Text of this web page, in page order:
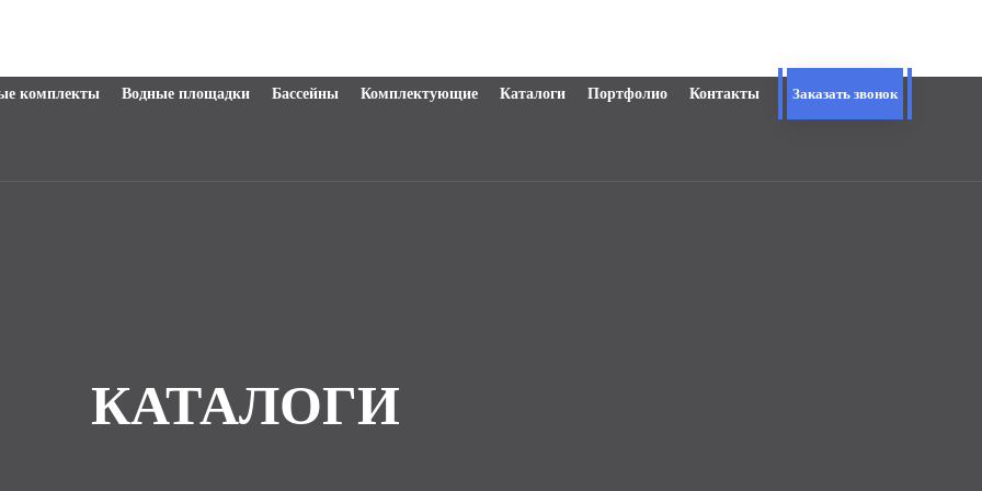
комплекты Водные площадки Бассейны Комплектующие Каталоги Портфолио Контакты Заказать звонок
КАТАЛОГИ